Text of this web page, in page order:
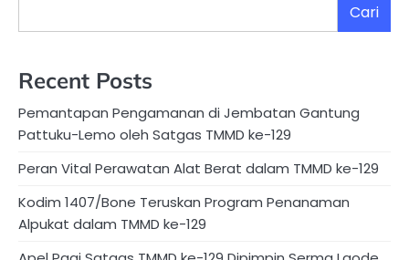
Cari
Recent Posts
Pemantapan Pengamanan di Jembatan Gantung
Pattuku-Lemo oleh Satgas TMMD ke-129
Peran Vital Perawatan Alat Berat dalam TMMD ke-129
Kodim 1407/Bone Teruskan Program Penanaman
Alpukat dalam TMMD ke-129